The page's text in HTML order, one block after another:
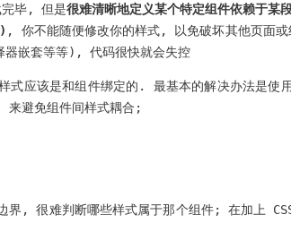
完毕, 但是很难清晰地定义某个特定组件依赖于某
, 你不能随便修改你的样式, 以免破坏其他页面
嵌套等等), 代码很快就会失控
应该是和组件绑定的. 最基本的解决办法是使
避免组件间样式耦合;
界, 很难判断哪些样式属于那个组件; 在加上